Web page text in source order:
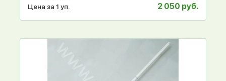
Цена за 1 уп. 2 050 руб.